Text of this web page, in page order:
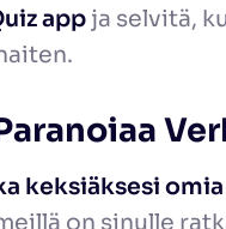
app ja selvitä,
keksiäksesi
on sinulle